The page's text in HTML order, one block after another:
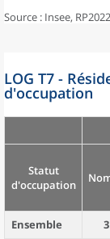
Source : Insee,
LOG T7 -
d'occupation
Statut
d'occupation
Ensemble